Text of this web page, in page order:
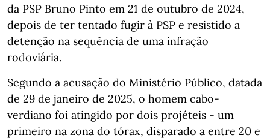
da PSP Bruno Pinto em 21 de outubro de 2024,
depois de ter tentado fugir à PSP e resistido a
detenção na sequência de uma infração
rodoviária.
Segundo a acusação do Ministério Público, datada
de 29 de janeiro de 2025, o homem cabo-
verdiano foi atingido por dois projéteis - um
primeiro na zona do tórax, disparado a entre 20 e